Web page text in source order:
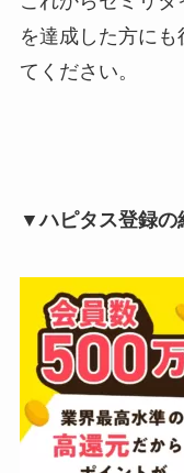
を達成した方に
てください。
▼ハピタス登録の